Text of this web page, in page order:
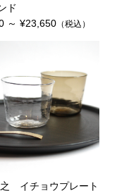
ド
～ ¥23,650 （税込）
イチョウプレート